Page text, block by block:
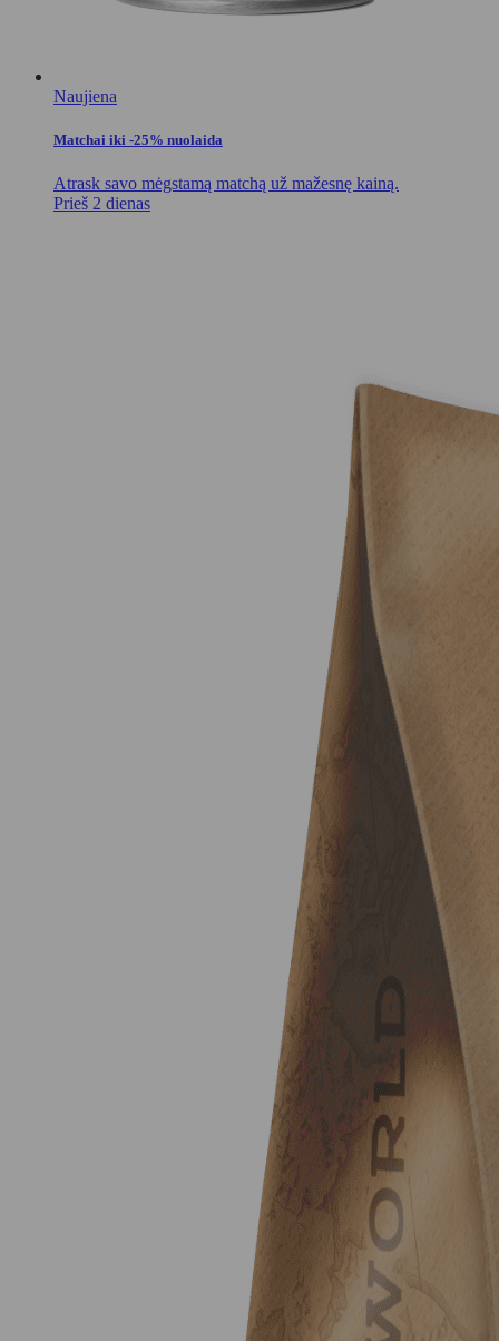
Naujiena
Matchai iki -25% nuolaida
Atrask savo mėgstamą matchą už mažesnę kainą.
Prieš 2 dienas